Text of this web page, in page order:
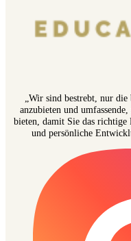
„Wir sind bestrebt, nur die
anzubieten und
bieten, damit Sie das richtige
und persönliche